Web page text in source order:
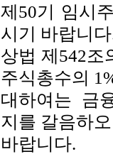
제50기 임시
시기 바랍니
상법 제542조
주식총수의
대하여는 금
지를 갈음하
바랍니다.